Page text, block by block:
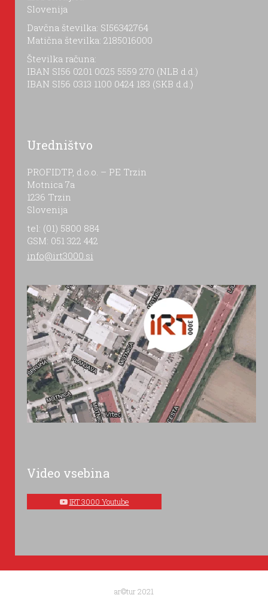
Slovenija
Davčna številka: SI56342764
Matična številka: 2185016000
Številka računa:
IBAN SI56 0201 0025 5559 270 (NLB d.d.)
IBAN SI56 0313 1100 0424 183 (SKB d.d.)
Uredništvo
PROFIDTP, d.o.o. – PE Trzin
Motnica 7a
1236 Trzin
Slovenija
tel: (01) 5800 884
GSM: 051 322 442
info@irt3000.si
Video vsebina
IRT 3000 Youtube
ar©tur 2021